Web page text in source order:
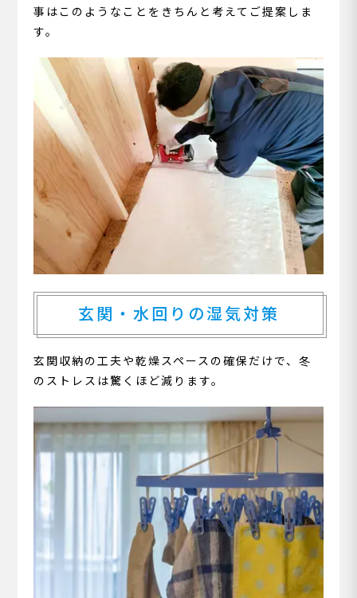
事はこのようなことをきちんと考えてご提案しま
す。
玄関・水回りの湿気対策
玄関収納の工夫や乾燥スペースの確保だけで、冬
のストレスは驚くほど減ります。